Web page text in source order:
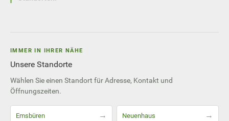
IMMER IN IHRER NÄHE
Unsere Standorte
Wählen Sie einen Standort für Adresse, Kontakt und
Öffnungszeiten.
Emsbüren → Neuenhaus →